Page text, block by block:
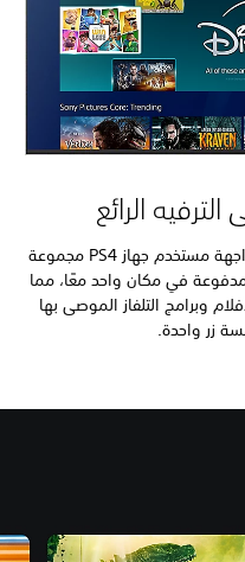
الرائع
توفِّر علامة التبويب TV & Video في واجهة مستخدم جهاز PS4 مجموعة
في مكان واحد معًا، مما
وبرامج التلفاز الموصى بها
زر واحدة.